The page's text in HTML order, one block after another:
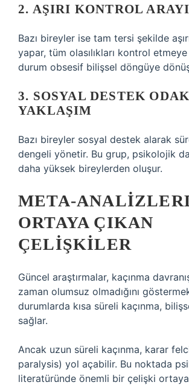
2. AŞIRI KONTROL
Bazı bireyler ise tam tersi şekilde
yapar, tüm olasılıkları kontrol etmeye
durum obsesif bilişsel döngüye
3. SOSYAL DESTEK
YAKLAŞIM
Bazı bireyler sosyal destek alarak
dengeli yönetir. Bu grup, psikolojik
daha yüksek bireylerden oluşur.
META-
ORTAYA ÇIKAN
ÇELIŞKILER
Güncel araştırmalar, kaçınma
zaman olumsuz olmadığını
durumlarda kısa süreli kaçınma,
sağlar.
Ancak uzun süreli kaçınma, karar
paralysis) yol açabilir. Bu noktada
literatüründe önemli bir çelişki ortaya